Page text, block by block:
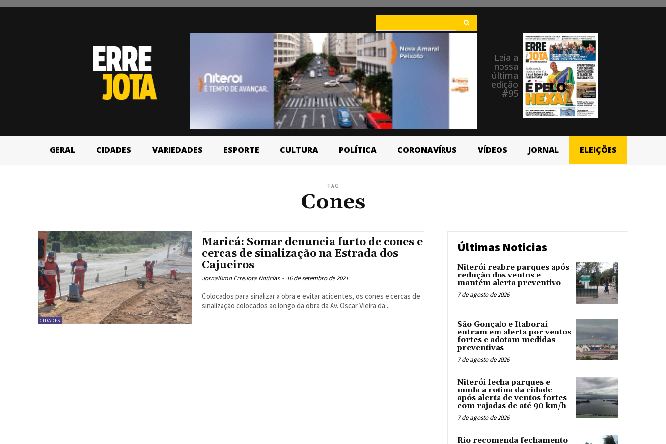
Leia a
nossa
última
edição
#95
GERAL CIDADES VARIEDADES ESPORTE CULTURA POLÍTICA CORONAVÍRUS VÍDEOS JORNAL ELEIÇÕES
TAG
Cones
CIDADES
Maricá: Somar denuncia furto de cones e
cercas de sinalização na Estrada dos
Cajueiros
Jornalismo ErreJota Notícias - 16 de setembro de 2021
Colocados para sinalizar a obra e evitar acidentes, os cones e cercas de
sinalização colocados ao longo da obra da Av. Oscar Vieira da...
Últimas Noticias
Niterói reabre parques após
redução dos ventos e
mantém alerta preventivo
7 de agosto de 2026
São Gonçalo e Itaboraí
entram em alerta por ventos
fortes e adotam medidas
preventivas
7 de agosto de 2026
Niterói fecha parques e
muda a rotina da cidade
após alerta de ventos fortes
com rajadas de até 90 km/h
7 de agosto de 2026
Rio recomenda fechamento